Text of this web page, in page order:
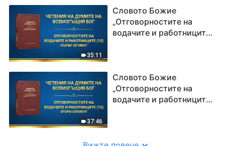
35:11
Словото Божие
„Отговорностите на
водачите и работниците
37:46
Словото Божие
„Отговорностите на
водачите и работниците